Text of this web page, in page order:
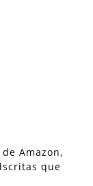
Amazon,
que